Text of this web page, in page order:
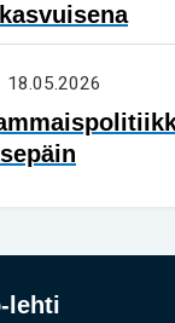
18.05.2026
lehti